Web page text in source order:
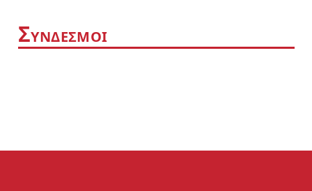
ΣΥΝΔΕΣΜΟΙ